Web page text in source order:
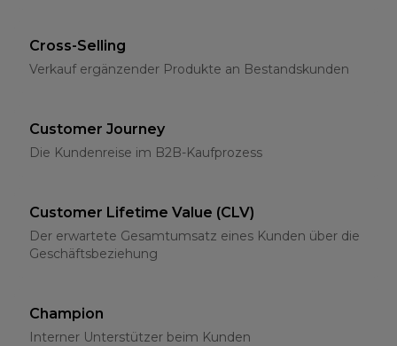
Cross-Selling
Verkauf ergänzender Produkte an Bestandskunden
Customer Journey
Die Kundenreise im B2B-Kaufprozess
Customer Lifetime Value (CLV)
Der erwartete Gesamtumsatz eines Kunden über die
Geschäftsbeziehung
Champion
Interner Unterstützer beim Kunden